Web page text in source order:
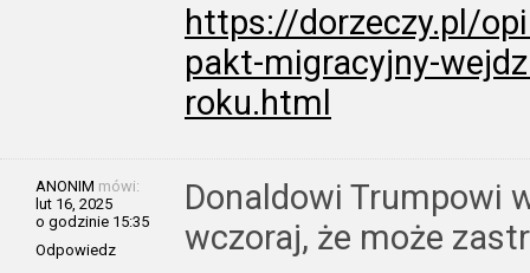
https://dorzeczy.pl/
pakt-migracyjny-
roku.html
ANONIM mówi:
lut 16, 2025
o godzinie 15:35
Odpowiedz
Donaldowi Trumpowi
wczoraj, że może